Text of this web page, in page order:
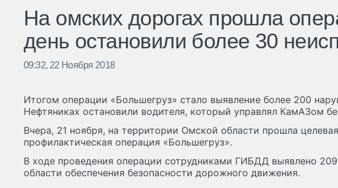
На омских дорогах прошла
день остановили более 30
09:32, 22 Ноября 2018
Итогом операции «Большегруз» стало выявление более 200
Нефтяниках остановили водителя, который управлял КамАЗом
Вчера, 21 ноября, на территории Омской области прошла
профилактическая операция «Большегруз».
В ходе проведения операции сотрудниками ГИБДД выявлено
области обеспечения безопасности дорожного движения.